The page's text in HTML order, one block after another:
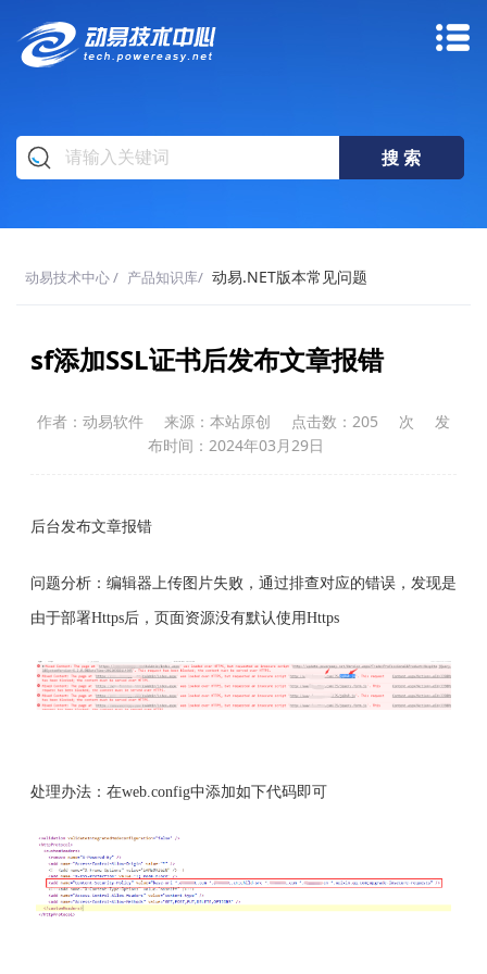
动易技术中心/ 产品知识库/ 动易.NET版本常见问题
sf添加SSL证书后发布文章报错
作者：动易软件 来源：本站原创 点击数： 205 次
发
布时间：2024年03月29日
后台发布文章报错
问题分析：编辑器上传图片失败，通过排查对应的错误，发现是
由于部署Https后，页面资源没有默认使用Https
处理办法：在web.config中添加如下代码即可